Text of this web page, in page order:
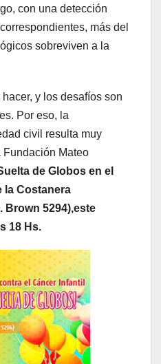
con una detección
más del
sobreviven a la
y los desafíos son
Por eso, la
civil resulta muy
Fundación Mateo
de Globos en el
la Costanera
Brown 5294),este
18 Hs.